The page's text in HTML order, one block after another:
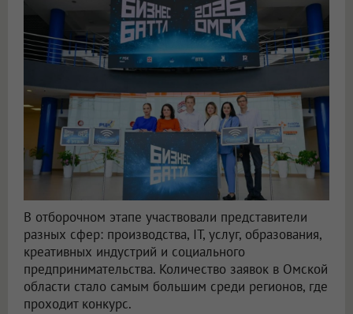
В отборочном этапе участвовали представители
разных сфер: производства, IT, услуг, образования,
креативных индустрий и социального
предпринимательства. Количество заявок в Омской
области стало самым большим среди регионов, где
проходит конкурс.